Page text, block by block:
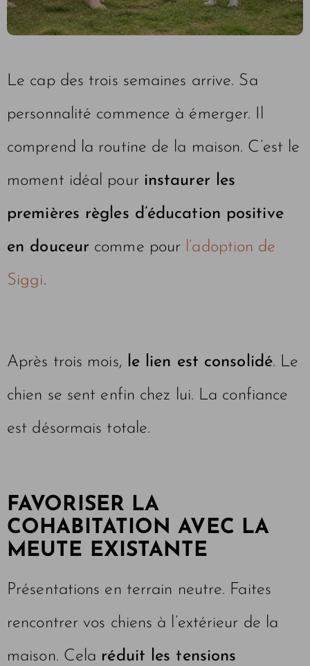
Le cap des trois semaines arrive. Sa
personnalité commence à émerger. Il
comprend la routine de la maison. C’est le
moment idéal pour instaurer les
premières règles d’éducation positive
en douceur comme pour l’adoption de
Siggi.
Après trois mois, le lien est consolidé. Le
chien se sent enfin chez lui. La confiance
est désormais totale.
FAVORISER LA
COHABITATION AVEC LA
MEUTE EXISTANTE
Présentations en terrain neutre. Faites
rencontrer vos chiens à l’extérieur de la
maison. Cela réduit les tensions